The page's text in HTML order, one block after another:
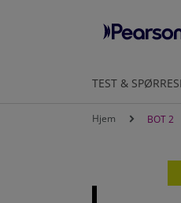
Hopp
TEST &
Hjem BOT 2